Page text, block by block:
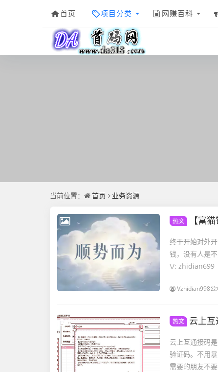
首页 项目分类 网赚百科
当前位置： 首页 业务资源
热文 【富
终于开始对外
钱，没有人是
\/: zhidian699
Vzhidian998公
热文 云上
云上互通接码
验证码。不用
需要的朋友不